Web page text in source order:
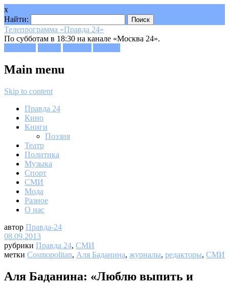
x
Найти:
Телепрограмма «Правда 24»
По субботам в 18:30 на канале «Москва 24».
Main menu
Skip to content
Правда 24
Кино
Книги
Поэзия
Театр
Политика
Музыка
Спорт
СМИ
Мода
Разное
О нас
автор Правда-24
08.09.2013
рубрики Правда 24, СМИ
метки Cosmopolitan, Аля Баданина, журналы, редакторы, СМИ
Аля Баданина: «Люблю выпить и